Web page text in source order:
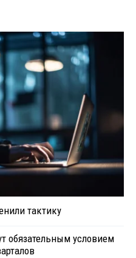
тактику
обязательным условием